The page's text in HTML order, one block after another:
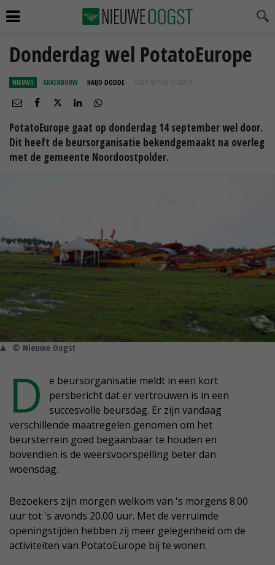
Donderdag wel PotatoEurope
NIEUWS AKKERBOUW HAIJO DODDE 13 SEP 2017 OM 17:12
PotatoEurope gaat op donderdag 14 september wel door.
Dit heeft de beursorganisatie bekendgemaakt na overleg
met de gemeente Noordoostpolder.
© Nieuwe Oogst
D
e beursorganisatie meldt in een kort
persbericht dat er vertrouwen is in een
succesvolle beursdag. Er zijn vandaag
verschillende maatregelen genomen om het
beursterrein goed begaanbaar te houden en
bovendien is de weersvoorspelling beter dan
woensdag.
Bezoekers zijn morgen welkom van 's morgens 8.00
uur tot 's avonds 20.00 uur. Met de verruimde
openingstijden hebben zij meer gelegenheid om de
activiteiten van PotatoEurope bij te wonen.